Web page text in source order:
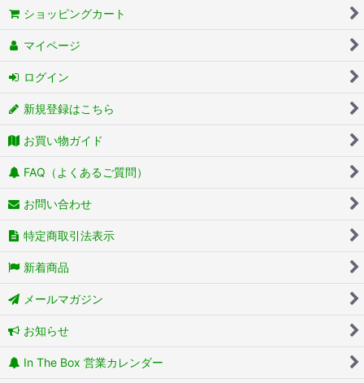
ショッピングカート
マイページ
ログイン
新規登録はこちら
お買い物ガイド
FAQ（よくあるご質問）
お問い合わせ
特定商取引法表示
新着商品
メールマガジン
お知らせ
In The Box 営業カレンダー